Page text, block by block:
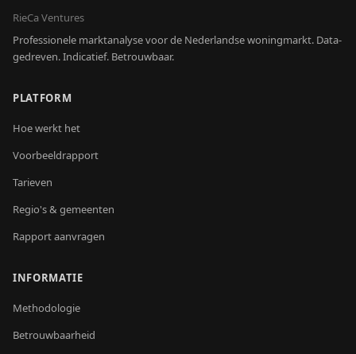
RieCa Ventures
Professionele marktanalyse voor de Nederlandse woningmarkt. Data-
gedreven. Indicatief. Betrouwbaar.
PLATFORM
Hoe werkt het
Voorbeeldrapport
Tarieven
Regio's & gemeenten
Rapport aanvragen
INFORMATIE
Methodologie
Betrouwbaarheid